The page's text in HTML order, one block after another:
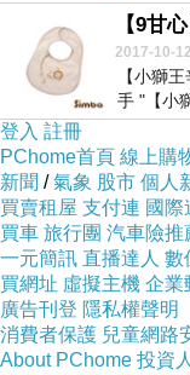
【9甘
2017-10-12
【小獅
手 "【小
登入 註冊
PChome首頁 線上購
新聞 /氣象 股市 個人
買賣租屋 支付連 國際
買車 旅行團 汽車險推
一元簡訊 直播達人 數
買網址 虛擬主機 企業
廣告刊登 隱私權聲明
消費者保護 兒童網路
About PChome 投資